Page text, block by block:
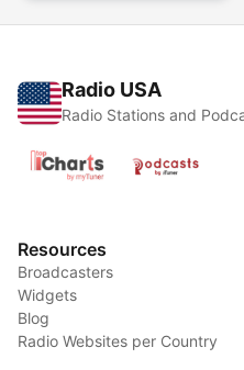
Radio USA
Radio Stations and
Resources
Broadcasters
Widgets
Blog
Radio Websites per Country